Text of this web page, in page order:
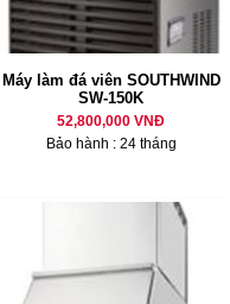
Máy làm đá viên SOUTHWIND
SW-150K
52,800,000 VNĐ
Bảo hành : 24 tháng